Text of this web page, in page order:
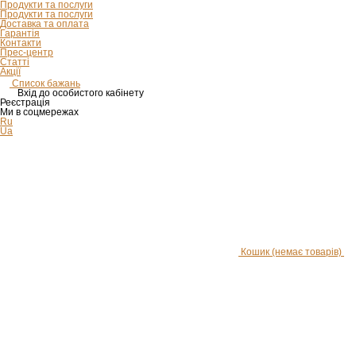
Продукти та послуги
Продукти та послуги
Доставка та оплата
Гарантія
Контакти
Прес-центр
Статті
Акції
Список бажань
Вхід до особистого кабінету
Реєстрація
Ми в соцмережах
Ru
Ua
Кошик (немає товарів)